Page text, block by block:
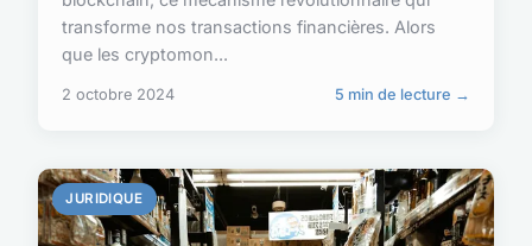
transforme nos transactions financières. Alors
que les cryptomon...
2 octobre 2024 5 min de lecture →
JURIDIQUE